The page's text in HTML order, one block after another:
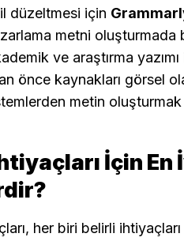
düzeltmesi için
metni oluşturmada
ve araştırma yazımı
önce kaynakları görsel
metin
İçin En
her biri belirli